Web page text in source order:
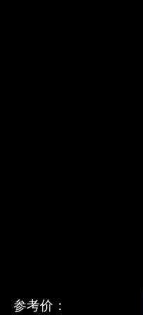
参考价：